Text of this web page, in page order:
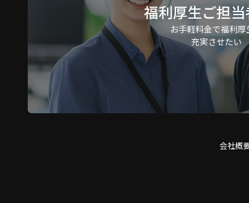
福利厚生ご担
お手軽料金で福利厚
充実させたい
会社概